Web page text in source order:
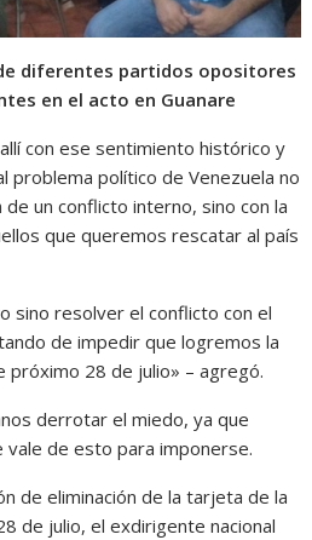
diferentes partidos opositores
en el acto en Guanare
con ese sentimiento histórico y
problema político de Venezuela no
un conflicto interno, sino con la
que queremos rescatar al país
sino resolver el conflicto con el
de impedir que logremos la
próximo 28 de julio» – agregó.
derrotar el miedo, ya que
de esto para imponerse.
de eliminación de la tarjeta de la
de julio, el exdirigente nacional